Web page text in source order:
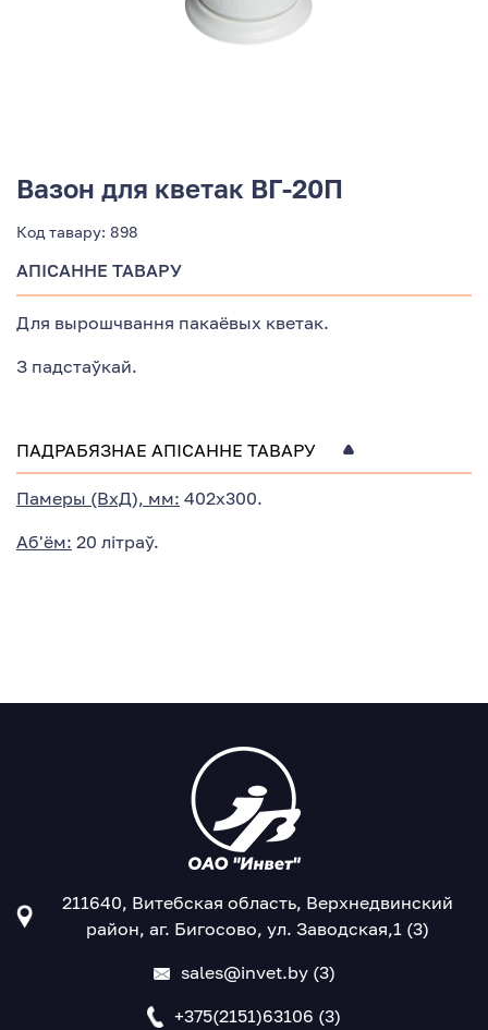
Вазон для кветак ВГ-20П
Код тавару: 898
АПІСАННЕ ТАВАРУ
Для вырошчвання пакаёвых кветак.
З падстаўкай.
ПАДРАБЯЗНАЕ АПІСАННЕ ТАВАРУ
Памеры (ВхД), мм: 402х300.
Аб'ём: 20 літраў.
211640, Витебская область, Верхнедвинский
район, аг. Бигосово, ул. Заводская,1 (3)
sales@invet.by (3)
+375(2151)63106 (3)